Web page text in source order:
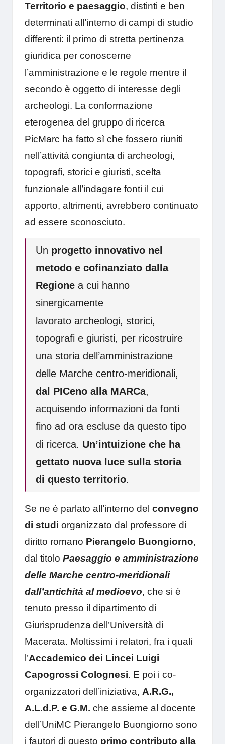
Territorio e paesaggio, distinti e ben
determinati all’interno di campi di studio
differenti: il primo di stretta pertinenza
giuridica per conoscerne
l’amministrazione e le regole mentre il
secondo è oggetto di interesse degli
archeologi. La conformazione
eterogenea del gruppo di ricerca
PicMarc ha fatto sì che fossero riuniti
nell’attività congiunta di archeologi,
topografi, storici e giuristi, scelta
funzionale all’indagare fonti il cui
apporto, altrimenti, avrebbero continuato
ad essere sconosciuto.
Un progetto innovativo nel
metodo e cofinanziato dalla
Regione a cui hanno
sinergicamente
lavorato archeologi, storici,
topografi e giuristi, per ricostruire
una storia dell’amministrazione
delle Marche centro-meridionali,
dal PICeno alla MARCa,
acquisendo informazioni da fonti
fino ad ora escluse da questo tipo
di ricerca. Un’intuizione che ha
gettato nuova luce sulla storia
di questo territorio.
Se ne è parlato all’interno del convegno
di studi organizzato dal professore di
diritto romano Pierangelo Buongiorno,
dal titolo Paesaggio e amministrazione
delle Marche centro-meridionali
dall’antichità al medioevo, che si è
tenuto presso il dipartimento di
Giurisprudenza dell’Università di
Macerata. Moltissimi i relatori, fra i quali
l’Accademico dei Lincei Luigi
Capogrossi Colognesi. E poi i co-
organizzatori dell’iniziativa, A.R.G.,
A.L.d.P. e G.M. che assieme al docente
dell’UniMC Pierangelo Buongiorno sono
i fautori di questo primo contributo alla